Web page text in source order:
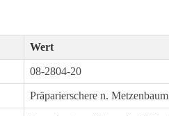
Wert
08-2804-20
Präparierschere n.